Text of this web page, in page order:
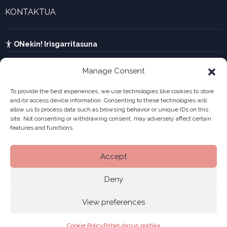
Manage Consent
To provide the best experiences, we use technologies like cookies to store
and/or access device information. Consenting to these technologies will
allow us to process data such as browsing behavior or unique IDs on this
site. Not consenting or withdrawing consent, may adversely affect certain
features and functions.
Accept
Deny
View preferences
Cookie PolicyPribatutasun politika
UTA kalkulagailua
KONTAKTUA
ONekin! Irisgarritasuna